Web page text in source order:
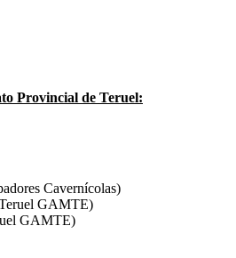
Provincial de Teruel:
Cavernícolas)
GAMTE)
GAMTE)